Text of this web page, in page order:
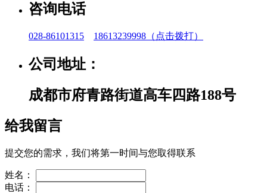
咨询电话
028-86101315 18613239998 （点击拨打）
公司地址：
成都市府青路街道高车四路188号
给我留言
提交您的需求，我们将第一时间与您取得联系
姓名：
电话：